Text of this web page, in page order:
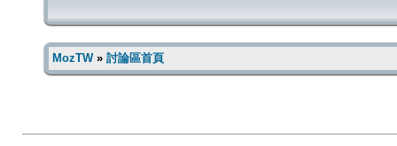
MozTW» 討論區首頁